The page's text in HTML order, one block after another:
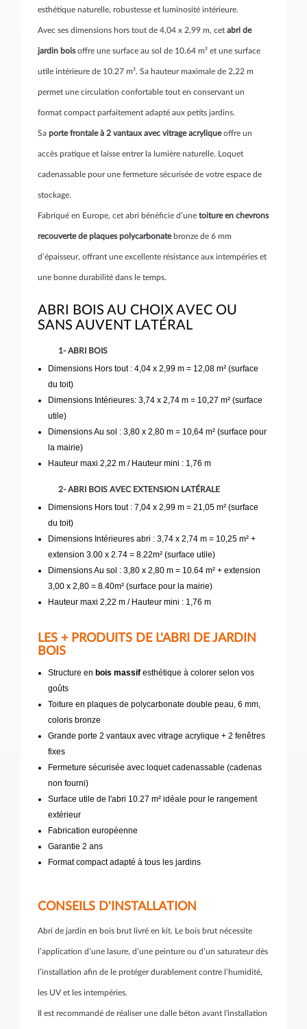
esthétique naturelle, robustesse et luminosité intérieure.
Avec ses dimensions hors tout de 4,04 x 2,99 m, cet abri de
jardin boisoffre une surface au sol de 10.64 m² et une surface
utile intérieure de 10.27 m². Sa hauteur maximale de 2,22 m
permet une circulation confortable tout en conservant un
format compact parfaitement adapté aux petits jardins.
Sa porte frontale à 2 vantaux avec vitrage acryliqueoffre un
accès pratique et laisse entrer la lumière naturelle. Loquet
cadenassable pour une fermeture sécurisée de votre espace de
stockage.
Fabriqué en Europe, cet abri bénéficie d’une toiture en chevrons
recouverte de plaques polycarbonatebronze de 6 mm
d’épaisseur, offrant une excellente résistance aux intempéries et
une bonne durabilité dans le temps.
ABRI BOIS AU CHOIX AVEC OU
SANS AUVENT LATÉRAL
1- ABRI BOIS
Dimensions Hors tout : 4,04 x 2,99 m = 12,08 m² (surface
du toit)
Dimensions Intérieures: 3,74 x 2,74 m = 10,27 m² (surface
utile)
Dimensions Au sol : 3,80 x 2,80 m = 10,64 m² (surface pour
la mairie)
Hauteur maxi 2,22 m / Hauteur mini : 1,76 m
2- ABRI BOIS AVEC EXTENSION LATÉRALE
Dimensions Hors tout : 7,04 x 2,99 m = 21,05 m² (surface
du toit)
Dimensions Intérieures abri : 3,74 x 2,74 m = 10,25 m² +
extension 3.00 x 2.74 = 8.22m² (surface utile)
Dimensions Au sol : 3,80 x 2,80 m = 10.64 m² + extension
3,00 x 2,80 = 8.40m² (surface pour la mairie)
Hauteur maxi 2,22 m / Hauteur mini : 1,76 m
LES + PRODUITS DE L'ABRI DE JARDIN
BOIS
Structure en bois massif esthétique à colorer selon vos
goûts
Toiture en plaques de polycarbonate double peau, 6 mm,
coloris bronze
Grande porte 2 vantaux avec vitrage acrylique + 2 fenêtres
fixes
Fermeture sécurisée avec loquet cadenassable (cadenas
non fourni)
Surface utile de l'abri 10.27 m² idéale pour le rangement
extérieur
Fabrication européenne
Garantie 2 ans
Format compact adapté à tous les jardins
CONSEILS D'INSTALLATION
Abri de jardin en bois brut livré en kit. Le bois brut nécessite
l’application d’une lasure, d’une peinture ou d’un saturateur dès
l’installation afin de le protéger durablement contre l’humidité,
les UV et les intempéries.
Il est recommandé de réaliser une dalle béton avant l'installation